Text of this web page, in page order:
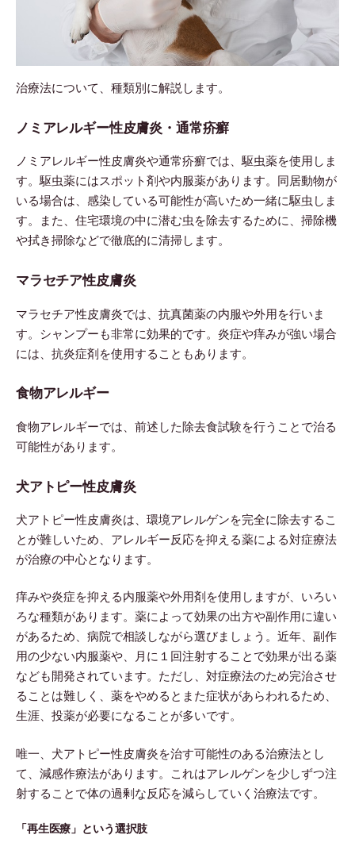
治療法について、種類別に解説します。
ノミアレルギー性皮膚炎・通常疥癬
ノミアレルギー性皮膚炎や通常疥癬では、駆虫薬を使用しま
す。駆虫薬にはスポット剤や内服薬があります。同居動物が
いる場合は、感染している可能性が高いため一緒に駆虫しま
す。また、住宅環境の中に潜む虫を除去するために、掃除機
や拭き掃除などで徹底的に清掃します。
マラセチア性皮膚炎
マラセチア性皮膚炎では、抗真菌薬の内服や外用を行いま
す。シャンプーも非常に効果的です。炎症や痒みが強い場合
には、抗炎症剤を使用することもあります。
食物アレルギー
食物アレルギーでは、前述した除去食試験を行うことで治る
可能性があります。
犬アトピー性皮膚炎
犬アトピー性皮膚炎は、環境アレルゲンを完全に除去するこ
とが難しいため、アレルギー反応を抑える薬による対症療法
が治療の中心となります。
痒みや炎症を抑える内服薬や外用剤を使用しますが、いろい
ろな種類があります。薬によって効果の出方や副作用に違い
があるため、病院で相談しながら選びましょう。近年、副作
用の少ない内服薬や、月に１回注射することで効果が出る薬
なども開発されています。ただし、対症療法のため完治させ
ることは難しく、薬をやめるとまた症状があらわれるため、
生涯、投薬が必要になることが多いです。
唯一、犬アトピー性皮膚炎を治す可能性のある治療法とし
て、減感作療法があります。これはアレルゲンを少しずつ注
射することで体の過剰な反応を減らしていく治療法です。
「再生医療」という選択肢